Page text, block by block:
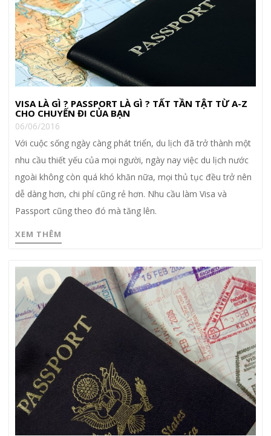
VISA LÀ GÌ ? PASSPORT LÀ GÌ ? TẤT TẦN TẬT TỪ A-Z
CHO CHUYẾN ĐI CỦA BẠN
06/06/2016
Với cuộc sống ngày càng phát triển, du lịch đã trở thành một
nhu cầu thiết yếu của mọi người, ngày nay việc du lịch nước
ngoài không còn quá khó khăn nữa, mọi thủ tục đều trở nên
dễ dàng hơn, chi phí cũng rẻ hơn. Nhu cầu làm Visa và
Passport cũng theo đó mà tăng lên.
XEM THÊM